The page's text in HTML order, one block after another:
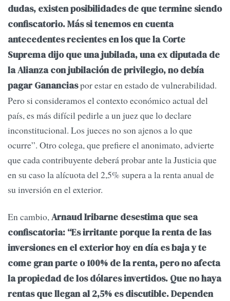
dudas, existen posibilidades de que termine siendo
confiscatorio. Más si tenemos en cuenta
antecedentes recientes en los que la Corte
Suprema dijo que una jubilada, una ex diputada de
la Alianza con jubilación de privilegio, no debía
pagar Gananciaspor estar en estado de vulnerabilidad.
Pero si consideramos el contexto económico actual del
país, es más difícil pedirle a un juez que lo declare
inconstitucional. Los jueces no son ajenos a lo que
ocurre”. Otro colega, que prefiere el anonimato, advierte
que cada contribuyente deberá probar ante la Justicia que
en su caso la alícuota del 2,5% supera a la renta anual de
su inversión en el exterior.
En cambio,Arnaud Iribarne desestima que sea
confiscatoria: “Es irritante porque la renta de las
inversiones en el exterior hoy en día es baja y te
come gran parte o 100% de la renta, pero no afecta
la propiedad de los dólares invertidos. Que no haya
rentas que llegan al 2,5% es discutible. Dependen